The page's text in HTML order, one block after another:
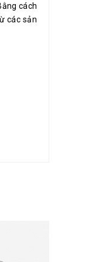
cách
các sản